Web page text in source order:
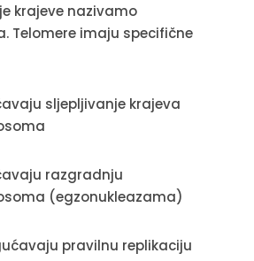
krajeve nazivamo
Telomere imaju specifične
sljepljivanje krajeva
razgradnju
(egzonukleazama)
pravilnu replikaciju